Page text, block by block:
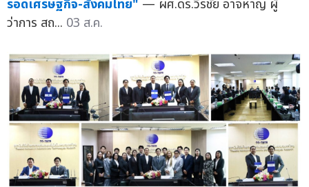
รอดเศรษฐกิจ-สังคมไทย" — ผศ.ดร.วีรชัย อาจหาญ ผู้
ว่าการ สถ... 03 ส.ค.